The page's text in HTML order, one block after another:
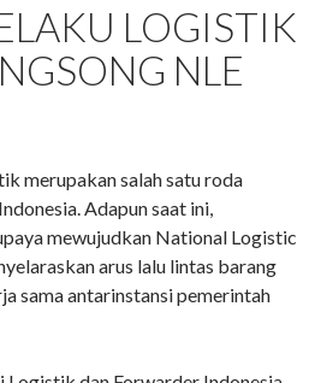
LOGISTIK
NLE
merupakan salah satu roda
Adapun saat ini,
mewujudkan National Logistic
arus lalu lintas barang
sama antarinstansi pemerintah